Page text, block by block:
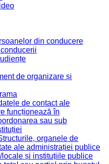
din conducere
de organizare și
de contact ale
funcționează în
sau sub
organele de
ale administrației publice
locale și instituțiile publice